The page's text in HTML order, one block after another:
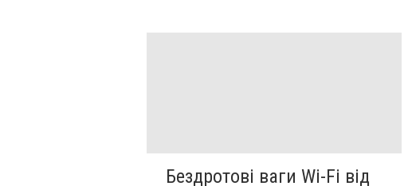
Бездротові ваги Wi-Fi від